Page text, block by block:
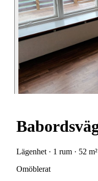
Lägenhet · 1 rum · 52 m²
Omöblerat